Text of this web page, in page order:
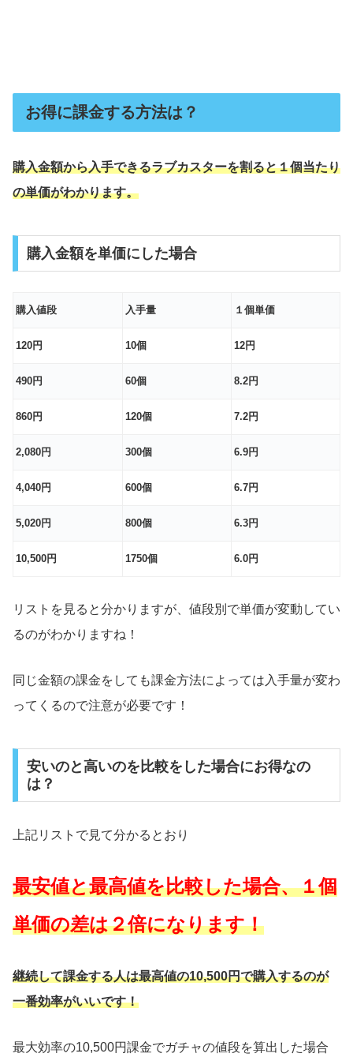
お得に課金する方法は？
購入金額から入手できるラブカスターを割ると１個当たり
の単価がわかります。
購入金額を単価にした場合
購入値段 入手量 １個単価
120円 10個 12円
490円 60個 8.2円
860円 120個 7.2円
2,080円 300個 6.9円
4,040円 600個 6.7円
5,020円 800個 6.3円
10,500円 1750個 6.0円
リストを見ると分かりますが、値段別で単価が変動してい
るのがわかりますね！
同じ金額の課金をしても課金方法によっては入手量が変わ
ってくるので注意が必要です！
安いのと高いのを比較をした場合にお得なの
は？
上記リストで見て分かるとおり
最安値と最高値を比較した場合、１個
単価の差は２倍になります！
継続して課金する人は最高値の10,500円で購入するのが
一番効率がいいです！
最大効率の10,500円課金でガチャの値段を算出した場合